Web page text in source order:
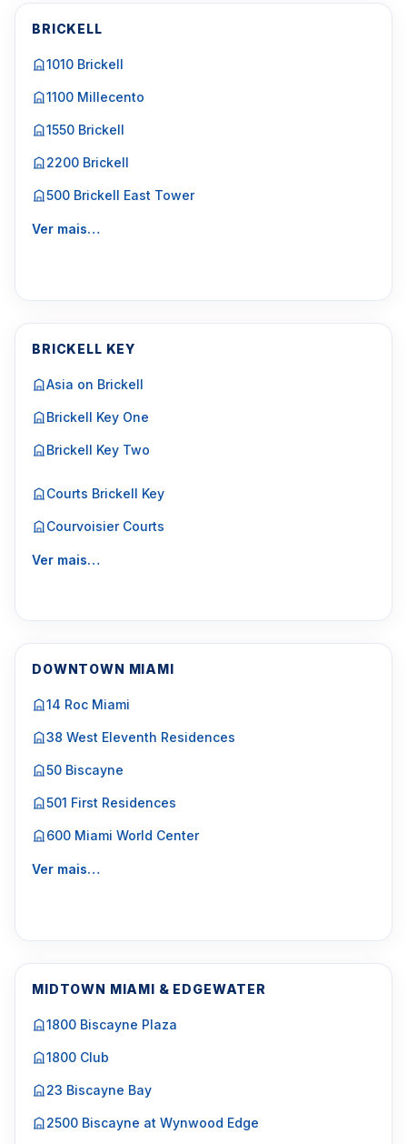
BRICKELL
1010 Brickell
1100 Millecento
1550 Brickell
2200 Brickell
500 Brickell East Tower
Ver mais…
BRICKELL KEY
Asia on Brickell
Brickell Key One
Brickell Key Two
Courts Brickell Key
Courvoisier Courts
Ver mais…
DOWNTOWN MIAMI
14 Roc Miami
38 West Eleventh Residences
50 Biscayne
501 First Residences
600 Miami World Center
Ver mais…
MIDTOWN MIAMI & EDGEWATER
1800 Biscayne Plaza
1800 Club
23 Biscayne Bay
2500 Biscayne at Wynwood Edge